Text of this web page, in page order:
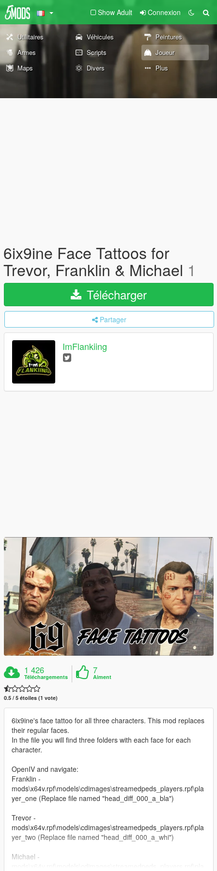
Show Adult Connexion
Utilitaires Véhicules
Peintures
Armes
Scripts
Joueur
Maps
Divers Plus
6ix9ine Face Tattoos for
Trevor, Franklin & Michael 1
Télécharger
Partager
ImFlankiing
1 426
Téléchargements
7
Aiment
0.5 / 5 étoiles (1 vote)
6ix9ine's face tattoo for all three characters. This mod replaces
their regular faces.
In the file you will find three folders with each face for each
character.
OpenIV and navigate:
Franklin -
mods\x64v.rpf\models\cdimages\streamedpeds_players.rpf\pla
yer_one (Replace file named "head_diff_000_a_bla")
Trevor -
mods\x64v.rpf\models\cdimages\streamedpeds_players.rpf\pla
yer_two (Replace file named "head_diff_000_a_whi")
Michael -